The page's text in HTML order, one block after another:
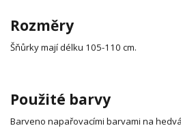
Rozměry
Šňůrky mají délku 105-110 cm.
Použité barvy
Barveno napařovacími barvami na